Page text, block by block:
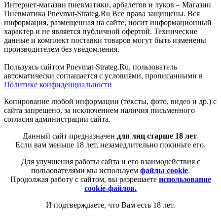
Интернет-магазин пневматики, арбалетов и луков – Магазин
Пневматика Pnevmat-Strateg.Ru Все права защищены. Вся
информация, размещенная на сайте, носит информационный
характер и не является публичной офертой. Технические
данные и комплект поставки товаров могут быть изменены
производителем без уведомления.
Пользуясь сайтом Pnevmat-Strateg.Ru, пользователь
автоматически соглашается с условиями, прописанными в
Политике конфиденциальности
Копирование любой информации (тексты, фото, видео и др.) с
сайта запрещено, за исключением наличия письменного
согласия администрации сайта.
Данный сайт предназначен для лиц старше 18 лет.
Если вам меньше 18 лет, незамедлительно покиньте его.
Для улучшения работы сайта и его взаимодействия с
пользователями мы используем файлы cookie.
Продолжая работу с сайтом, вы разрешаете использование
cookie-файлов.
И подтверждаете, что Вам есть 18 лет.